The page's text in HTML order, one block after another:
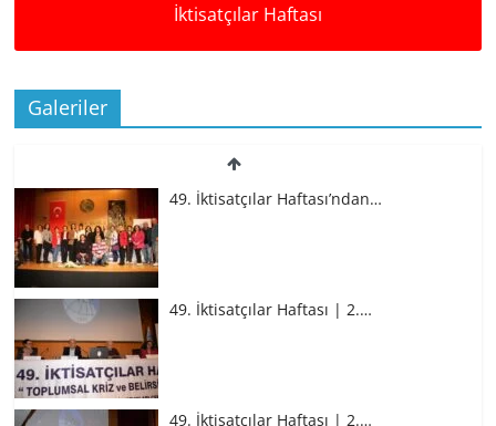
İktisatçılar Haftası
Galeriler
49. İktisatçılar Haftası’ndan…
49. İktisatçılar Haftası | 2.…
49. İktisatçılar Haftası | 2.…